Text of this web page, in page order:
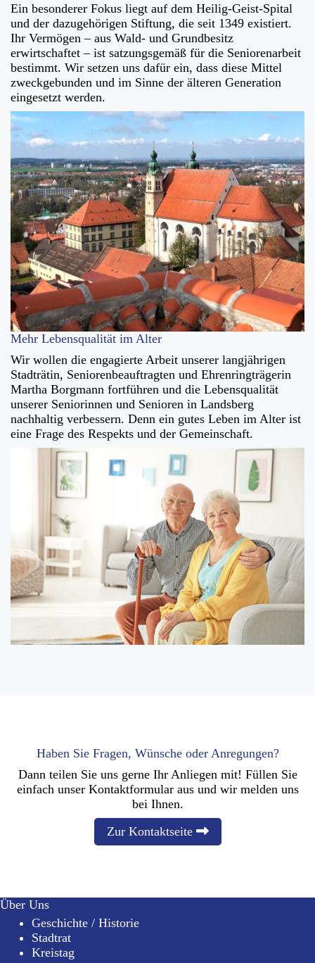
Ein besonderer Fokus liegt auf dem Heilig-Geist-Spital
und der dazugehörigen Stiftung, die seit 1349 existiert.
Ihr Vermögen – aus Wald- und Grundbesitz
erwirtschaftet – ist satzungsgemäß für die Seniorenarbeit
bestimmt. Wir setzen uns dafür ein, dass diese Mittel
zweckgebunden und im Sinne der älteren Generation
eingesetzt werden.
Mehr Lebensqualität im Alter
Wir wollen die engagierte Arbeit unserer langjährigen
Stadträtin, Seniorenbeauftragten und Ehrenringträgerin
Martha Borgmann fortführen und die Lebensqualität
unserer Seniorinnen und Senioren in Landsberg
nachhaltig verbessern. Denn ein gutes Leben im Alter ist
eine Frage des Respekts und der Gemeinschaft.
Haben Sie Fragen, Wünsche oder Anregungen?
Dann teilen Sie uns gerne Ihr Anliegen mit! Füllen Sie
einfach unser Kontaktformular aus und wir melden uns
bei Ihnen.
Zur Kontaktseite
Über Uns
Geschichte / Historie
Stadtrat
Kreistag